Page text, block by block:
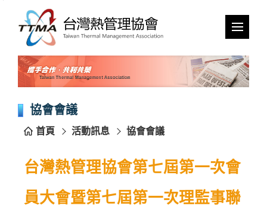
跳
協會會議
首頁 活動訊息 協會會議
台灣熱管理協會第七屆第一次會
員大會暨第七屆第一次理監事聯